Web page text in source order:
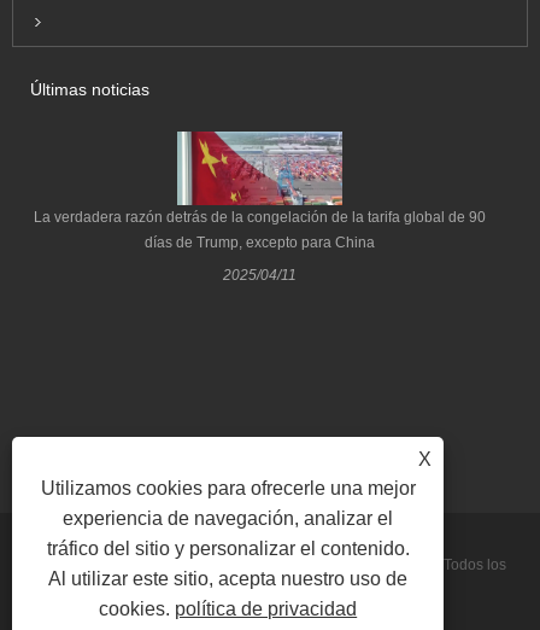
Inquiry For Pricelist
Últimas noticias
La verdadera razón detrás de la congelación de la tarifa global de 90
días de Trump, excepto para China
2025/04/11
Copyright © 2022 Qingdao Be-Win Industrial & Trade Co., Ltd. Todos los
derechos reservados.
X
Utilizamos cookies para ofrecerle una mejor
experiencia de navegación, analizar el
tráfico del sitio y personalizar el contenido.
Al utilizar este sitio, acepta nuestro uso de
cookies. política de privacidad